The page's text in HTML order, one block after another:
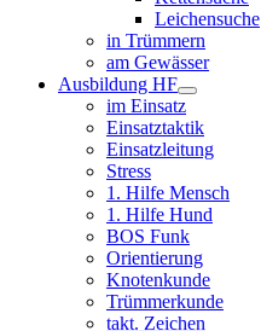
Leichensuche
in Trümmern
am Gewässer
Ausbildung HF
im Einsatz
Einsatztaktik
Einsatzleitung
Stress
1. Hilfe Mensch
1. Hilfe Hund
BOS Funk
Orientierung
Knotenkunde
Trümmerkunde
takt. Zeichen